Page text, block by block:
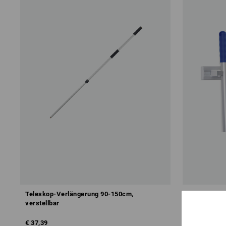
Teleskop-Verlängerung 90-150cm,
verstellbar
€ 37,39